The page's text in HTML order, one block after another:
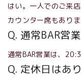
はい。一人でのご来店
カウンター席もあり
Q. 通常BAR営
通常BAR営業は、
Q. 定休日はあ